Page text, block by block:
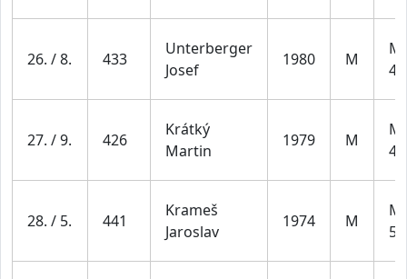
26. / 8. 433
Unterberger
Josef
1980 M
27. / 9. 426
Krátký
Martin
1979 M
28. / 5. 441
Krameš
Jaroslav
1974 M